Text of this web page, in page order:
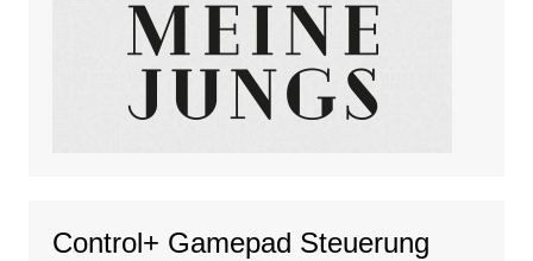
Control+ Gamepad Steuerung